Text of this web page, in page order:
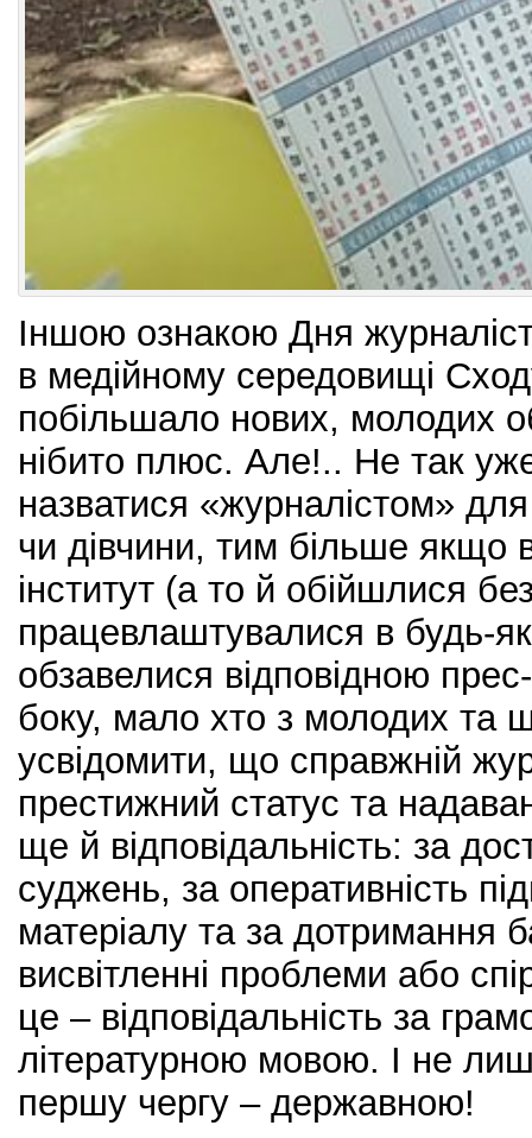
Іншою ознакою Дня
в медійному середовищі
побільшало нових, молодих
нібито плюс. Але!.. Не так
назватися «журналістом»
чи дівчини, тим більше якщо
інститут (а то й обійшлися
працевлаштувалися в будь-
обзавелися відповідною
боку, мало хто з молодих та
усвідомити, що справжній
престижний статус та
ще й відповідальність: за
суджень, за оперативність
матеріалу та за дотримання
висвітленні проблеми або
це – відповідальність за
літературною мовою. І не
першу чергу – державною!